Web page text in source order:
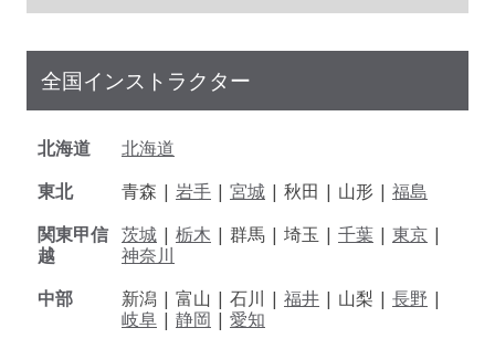
全国インストラクター
北海道
北海道
東北
青森 | 岩手 | 宮城 | 秋田 | 山形 | 福島
関東甲信
越
茨城 | 栃木 | 群馬 | 埼玉 | 千葉 | 東京 |
神奈川
中部
新潟 | 富山 | 石川 | 福井 | 山梨 | 長野 |
岐阜 | 静岡 | 愛知